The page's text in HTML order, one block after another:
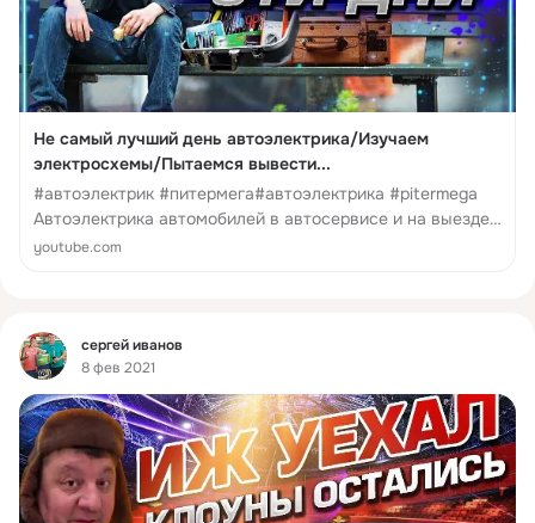
Не самый лучший день автоэлектрика/Изучаем
электросхемы/Пытаемся вывести...
#автоэлектрик #питермега#автоэлектрика #pitermega
Автоэлектрика автомобилей в автосервисе и на выезде.
Выезд к месту поломки это всегда неизвестность. Сам
youtube.com
Фид
сергей иванов
8 фев 2021